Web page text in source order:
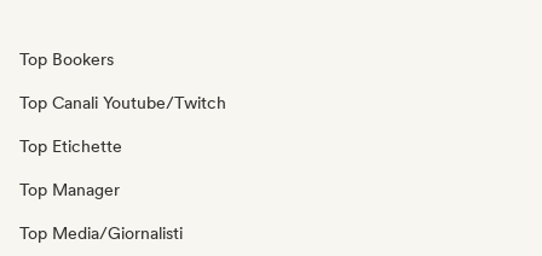
Top Bookers
Top Canali Youtube/Twitch
Top Etichette
Top Manager
Top Media/Giornalisti